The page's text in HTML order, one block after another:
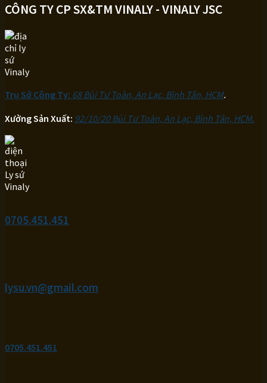
CÔNG TY CP SX&TM VINALY - VINALY JSC
Trụ Sở Công Ty: 68 Bùi Tư Toàn, An Lạc, Bình Tân, HCM.
Xưởng Sản Xuất: 92/10/20 Bùi Tư Toàn, An Lạc, Bình Tân, HCM.
0705.451.451
lysu.vn@gmail.com
0705.451.451